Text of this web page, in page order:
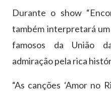
Durante o show
também interpretará um
famosos da União
admiração pela rica
“As canções ‘Amor no